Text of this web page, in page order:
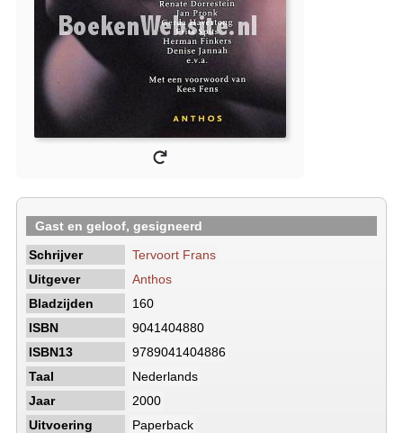
Gast en geloof, gesigneerd
Schrijver
Tervoort Frans
Uitgever
Anthos
Bladzijden
160
ISBN
9041404880
ISBN13
9789041404886
Taal
Nederlands
Jaar
2000
Uitvoering
Paperback